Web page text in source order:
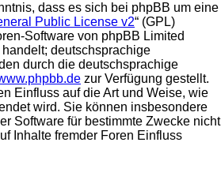
dass es sich bei phpBB um eine
Public License v2“ (GPL)
Software von phpBB Limited
handelt; deutschsprachige
durch die deutschsprachige
zur Verfügung gestellt.
Einfluss auf die Art und Weise, wie
wird. Sie können insbesondere
Software für bestimmte Zwecke nicht
Inhalte fremder Foren Einfluss